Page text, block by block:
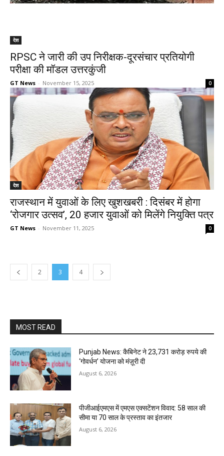
देश
RPSC ने जारी की उप निरीक्षक-दूरसंचार प्रतियोगी
परीक्षा की मॉडल उत्तरकुंजी
GT News - November 15, 2025 0
देश
राजस्थान में युवाओं के लिए खुशखबरी : दिसंबर में होगा
‘रोजगार उत्सव’, 20 हजार युवाओं को मिलेंगे नियुक्ति पत्र
GT News - November 11, 2025 0
2 3 4
MOST READ
Punjab News: कैबिनेट ने 23,731 करोड़ रुपये की
‘गोवर्धन’ योजना को मंज़ूरी दी
August 6, 2026
पीजीआईएमएस में एमएस एक्सटेंशन विवाद: 58 साल की
सीमा या 70 साल के प्रस्ताव का इंतजार
August 6, 2026